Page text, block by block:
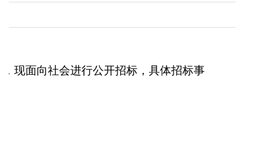
现面向社会进行公开招标，具体招标事